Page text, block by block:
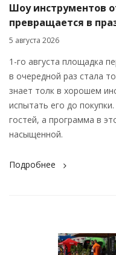
Шоу инструментов
превращается в
5 августа 2026
1-го августа площадка
в очередной раз стала
знает толк в хорошем
испытать его до
гостей, а программа в
насыщенной.
Подробнее